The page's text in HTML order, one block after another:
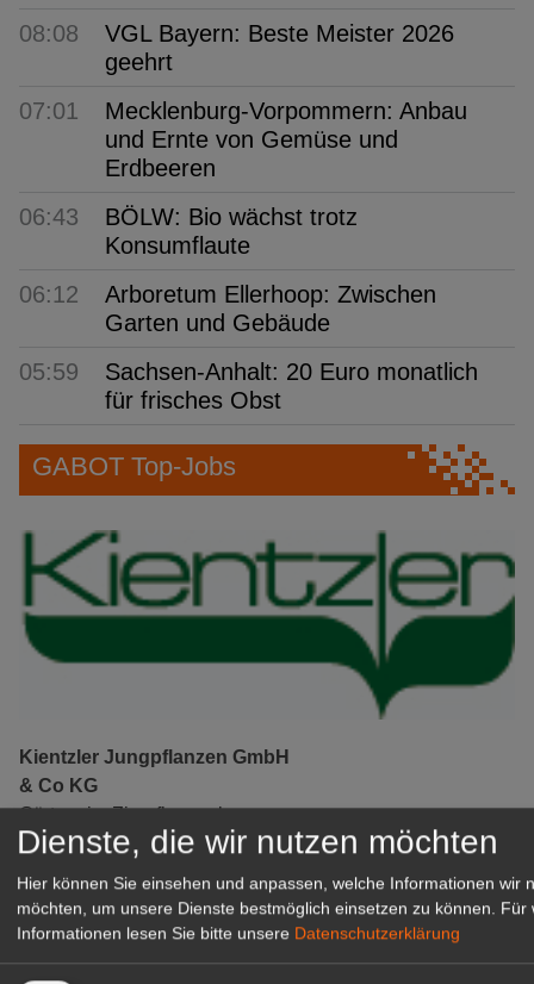
08:08
VGL Bayern: Beste Meister 2026
geehrt
07:01
Mecklenburg-Vorpommern: Anbau
und Ernte von Gemüse und
Erdbeeren
06:43
BÖLW: Bio wächst trotz
Konsumflaute
06:12
Arboretum Ellerhoop: Zwischen
Garten und Gebäude
05:59
Sachsen-Anhalt: 20 Euro monatlich
für frisches Obst
GABOT Top-Jobs
Kientzler Jungpflanzen GmbH
& Co KG
Gärtner im Zierpflanzenbau
(Geselle/Meister/Techniker)
Gensingen
zur Stellenanzeige
Dienste, die wir nutzen möchten
Hier können Sie einsehen und anpassen, welche Informationen wir
möchten, um unsere Dienste bestmöglich einsetzen zu können.
Für
Informationen lesen Sie bitte unsere Datenschutzerklärung